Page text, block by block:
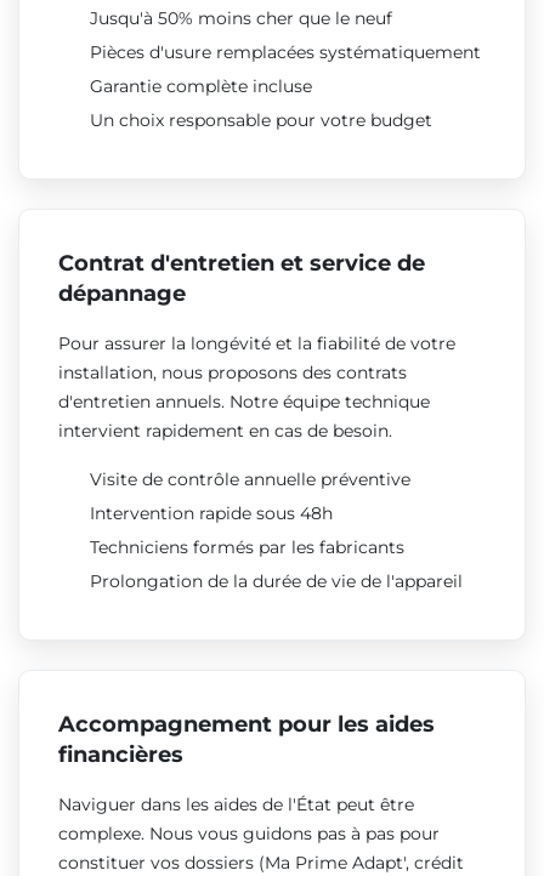
Jusqu'à 50% moins cher que le neuf
Pièces d'usure remplacées systématiquement
Garantie complète incluse
Un choix responsable pour votre budget
Contrat d'entretien et service de
dépannage
Pour assurer la longévité et la fiabilité de votre
installation, nous proposons des contrats
d'entretien annuels. Notre équipe technique
intervient rapidement en cas de besoin.
Visite de contrôle annuelle préventive
Intervention rapide sous 48h
Techniciens formés par les fabricants
Prolongation de la durée de vie de l'appareil
Accompagnement pour les aides
financières
Naviguer dans les aides de l'État peut être
complexe. Nous vous guidons pas à pas pour
constituer vos dossiers (Ma Prime Adapt', crédit